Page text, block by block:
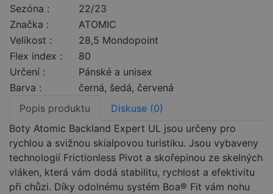
Sezóna :
22/23
Značka :
ATOMIC
Velikost :
28,5 Mondopoint
Flex index :
80
Určení :
Pánské a unisex
Barva :
černá, šedá, červená
Popis produktu
Diskuse (0)
Boty Atomic Backland Expert UL jsou určeny pro
rychlou a svižnou skialpovou turistiku. Jsou vybaveny
technologií Frictionless Pivot a skořepinou ze skelných
vláken, která vám dodá stabilitu, rychlost a efektivitu
při chůzi. Díky odolnému systém Boa® Fit vám nohu